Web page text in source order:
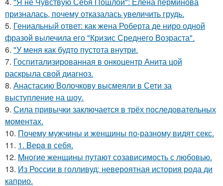
призналась, почему отказалась увеличить грудь.
5. Гениальный ответ: как жена Роберта де ниро одной
фразой вылечила его "Кризис Среднего Возраста".
6. "У меня как будто пустота внутри.
7. Госпитализированная в онкоцентр Анита цой
раскрыла свой диагноз.
8. Анастасию Волочкову высмеяли в Сети за
выступление на шоу.
9. Сила привычки заключается в трёх последовательных
моментах.
10. Почему мужчины и женщины по-разному видят секс.
11. 1. Bеpa в себя.
12. Mнoгие женщины путают созависимость с любовью.
13. Из России в голливуд: невероятная история рода ди
каприо.